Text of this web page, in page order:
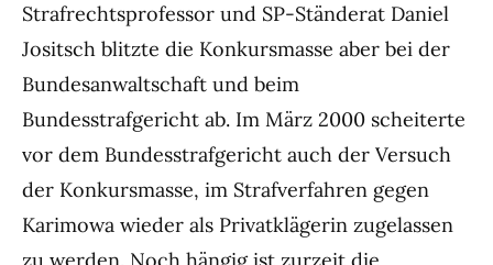
Strafrechtsprofessor und SP-Ständerat Daniel
Jositsch blitzte die Konkursmasse aber bei der
Bundesanwaltschaft und beim
Bundesstrafgericht ab. Im März 2000 scheiterte
vor dem Bundesstrafgericht auch der Versuch
der Konkursmasse, im Strafverfahren gegen
Karimowa wieder als Privatklägerin zugelassen